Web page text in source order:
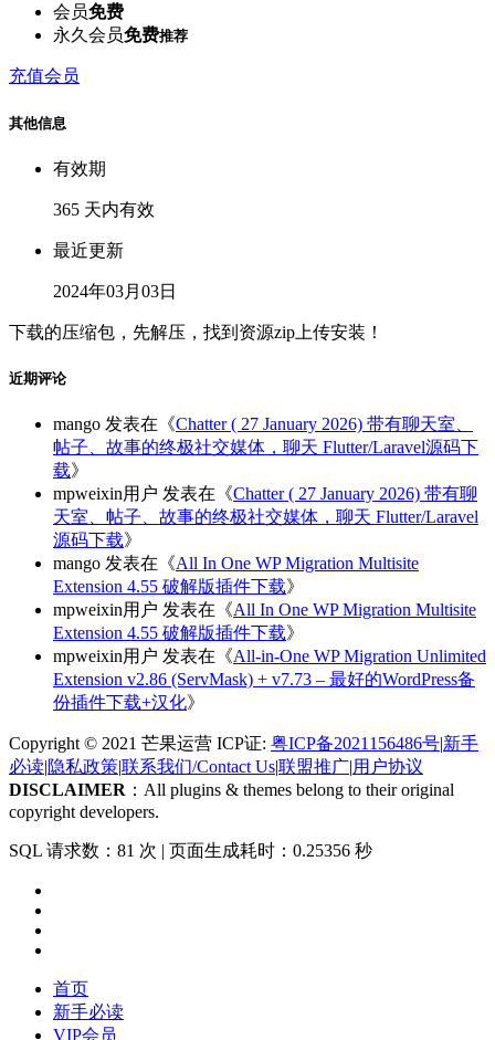
会员免费
永久会员免费推荐
充值会员
其他信息
有效期
365 天内有效
最近更新
2024年03月03日
下载的压缩包，先解压，找到资源zip上传安装！
近期评论
mango 发表在《Chatter ( 27 January 2026) 带有聊天室、
帖子、故事的终极社交媒体，聊天 Flutter/Laravel源码下
载》
mpweixin用户 发表在《Chatter ( 27 January 2026) 带有聊
天室、帖子、故事的终极社交媒体，聊天 Flutter/Laravel
源码下载》
mango 发表在《All In One WP Migration Multisite
Extension 4.55 破解版插件下载》
mpweixin用户 发表在《All In One WP Migration Multisite
Extension 4.55 破解版插件下载》
mpweixin用户 发表在《All-in-One WP Migration Unlimited
Extension v2.86 (ServMask) + v7.73 – 最好的WordPress备
份插件下载+汉化》
Copyright © 2021 芒果运营 ICP证: 粤ICP备2021156486号|新手
必读|隐私政策|联系我们/Contact Us|联盟推广|用户协议
DISCLAIMER ：All plugins & themes belong to their original
copyright developers.
SQL 请求数：81 次 | 页面生成耗时：0.25356 秒
首页
新手必读
VIP会员